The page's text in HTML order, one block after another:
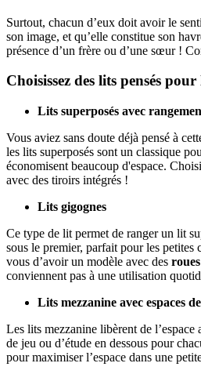
Surtout, chacun d’eux doit avoir le
son image, et qu’elle constitue son
présence d’un frère ou d’une sœur !
Choisissez des lits pensés pour
Lits superposés avec
Vous aviez sans doute déjà pensé à
les lits superposés sont un classique
économisent beaucoup d'espace.
avec des tiroirs intégrés !
Lits gigognes
Ce type de lit permet de ranger un lit
sous le premier, parfait pour les petites
vous d’avoir un modèle avec des
conviennent pas à une utilisation
Lits mezzanine avec espaces
Les lits mezzanine libèrent de l’espace
de jeu ou d’étude en dessous pour
pour maximiser l’espace dans une